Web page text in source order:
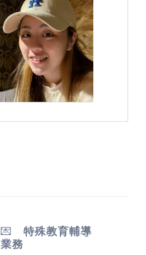
💌 特殊教育輔導
業務